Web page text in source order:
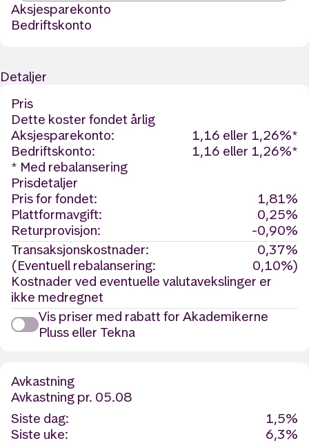
Aksjesparekonto
Bedriftskonto
Detaljer
Pris
Dette koster fondet årlig
Aksjesparekonto:
1,16 eller 1,26%*
Bedriftskonto:
1,16 eller 1,26%*
* Med rebalansering
Prisdetaljer
Pris for fondet:
1,81%
Plattformavgift:
0,25%
Returprovisjon:
-0,90%
Transaksjonskostnader:
0,37%
(Eventuell rebalansering:
0,10%)
Kostnader ved eventuelle valutavekslinger er
ikke medregnet
Vis priser med rabatt for Akademikerne
Pluss eller Tekna
Avkastning
Avkastning pr. 05.08
Siste dag:
1,5%
Siste uke:
6,3%